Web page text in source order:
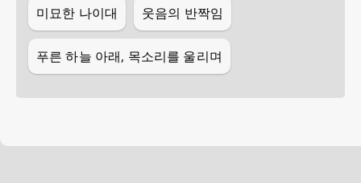
미묘한 나이대 웃음의 반짝임
푸른 하늘 아래, 목소리를 울리며